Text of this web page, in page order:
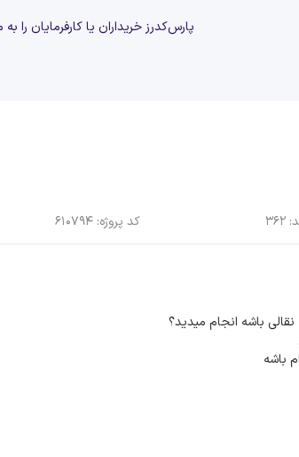
پارس‌کدرز خریداران یا کارفرمایان
کد پروژه: 610794
باشه انجام میدید؟
باشه